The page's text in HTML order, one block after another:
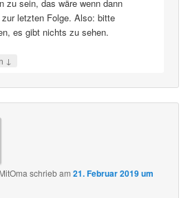
zu sein, das wäre wenn dann
zur letzten Folge. Also: bitte
es gibt nichts zu sehen.
↓
schriebam21. Februar 2019 um